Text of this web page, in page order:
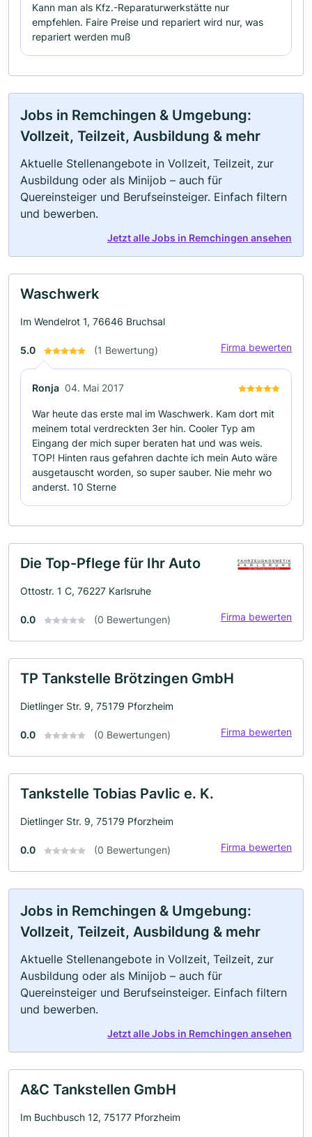
Kann man als Kfz.-Reparaturwerkstätte nur
empfehlen. Faire Preise und repariert wird nur, was
repariert werden muß
Jobs in Remchingen & Umgebung:
Vollzeit, Teilzeit, Ausbildung & mehr
Aktuelle Stellenangebote in Vollzeit, Teilzeit, zur
Ausbildung oder als Minijob – auch für
Quereinsteiger und Berufseinsteiger. Einfach filtern
und bewerben.
Jetzt alle Jobs in Remchingen ansehen
Waschwerk
Im Wendelrot 1, 76646 Bruchsal
5.0 (1 Bewertung) Firma bewerten
Ronja 04. Mai 2017
War heute das erste mal im Waschwerk. Kam dort mit
meinem total verdreckten 3er hin. Cooler Typ am
Eingang der mich super beraten hat und was weis.
TOP! Hinten raus gefahren dachte ich mein Auto wäre
ausgetauscht worden, so super sauber. Nie mehr wo
anderst. 10 Sterne
Die Top-Pflege für Ihr Auto
Ottostr. 1 C, 76227 Karlsruhe
0.0 (0 Bewertungen) Firma bewerten
TP Tankstelle Brötzingen GmbH
Dietlinger Str. 9, 75179 Pforzheim
0.0 (0 Bewertungen) Firma bewerten
Tankstelle Tobias Pavlic e. K.
Dietlinger Str. 9, 75179 Pforzheim
0.0 (0 Bewertungen) Firma bewerten
Jobs in Remchingen & Umgebung:
Vollzeit, Teilzeit, Ausbildung & mehr
Aktuelle Stellenangebote in Vollzeit, Teilzeit, zur
Ausbildung oder als Minijob – auch für
Quereinsteiger und Berufseinsteiger. Einfach filtern
und bewerben.
Jetzt alle Jobs in Remchingen ansehen
A&C Tankstellen GmbH
Im Buchbusch 12, 75177 Pforzheim